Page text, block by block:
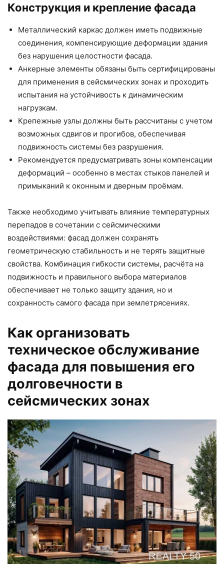
Конструкция и крепление фасада
Металлический каркас должен иметь подвижные
соединения, компенсирующие деформации здания
без нарушения целостности фасада.
Анкерные элементы обязаны быть сертифицированы
для применения в сейсмических зонах и проходить
испытания на устойчивость к динамическим
нагрузкам.
Крепежные узлы должны быть рассчитаны с учетом
возможных сдвигов и прогибов, обеспечивая
подвижность системы без разрушения.
Рекомендуется предусматривать зоны компенсации
деформаций – особенно в местах стыков панелей и
примыканий к оконным и дверным проёмам.
Также необходимо учитывать влияние температурных
перепадов в сочетании с сейсмическими
воздействиями: фасад должен сохранять
геометрическую стабильность и не терять защитные
свойства. Комбинация гибкости системы, расчёта на
подвижность и правильного выбора материалов
обеспечивает не только защиту здания, но и
сохранность самого фасада при землетрясениях.
Как организовать
техническое обслуживание
фасада для повышения его
долговечности в
сейсмических зонах